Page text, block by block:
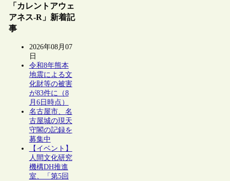
「カレントアウェ
アネス-R」新着記
事
2026年08月07
日
令和8年熊本
地震による文
化財等の被害
が83件に（8
月6日時点）
名古屋市、名
古屋城の現天
守閣の記録を
募集中
【イベント】
人間文化研究
機構DH推進
室、「第5回